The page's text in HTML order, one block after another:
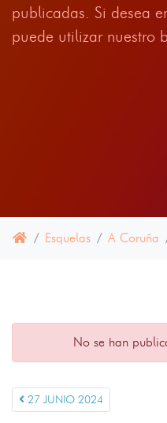
publicadas. Si desea
puede utilizar nuestro
Esquelas A Coruña
No se han
27 JUNIO 2024